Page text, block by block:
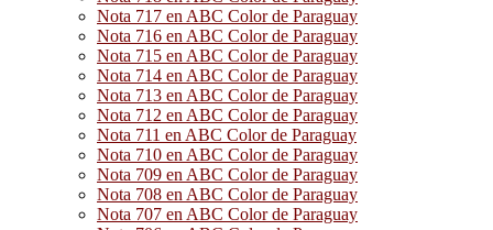
Nota 717 en ABC Color de Paraguay
Nota 716 en ABC Color de Paraguay
Nota 715 en ABC Color de Paraguay
Nota 714 en ABC Color de Paraguay
Nota 713 en ABC Color de Paraguay
Nota 712 en ABC Color de Paraguay
Nota 711 en ABC Color de Paraguay
Nota 710 en ABC Color de Paraguay
Nota 709 en ABC Color de Paraguay
Nota 708 en ABC Color de Paraguay
Nota 707 en ABC Color de Paraguay